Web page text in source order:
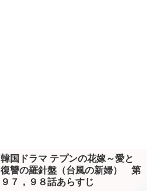
韓国ドラマ テプンの花嫁～愛と
復讐の羅針盤（台風の新婦） 第
９７，９８話あらすじ